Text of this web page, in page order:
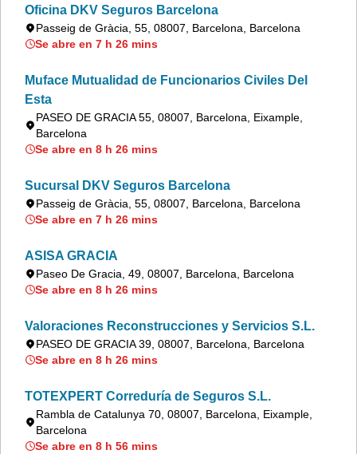
Oficina DKV Seguros Barcelona
Passeig de Gràcia, 55, 08007, Barcelona, Barcelona
Se abre en 7 h 26 mins
Muface Mutualidad de Funcionarios Civiles Del
Esta
PASEO DE GRACIA 55, 08007, Barcelona, Eixample,
Barcelona
Se abre en 8 h 26 mins
Sucursal DKV Seguros Barcelona
Passeig de Gràcia, 55, 08007, Barcelona, Barcelona
Se abre en 7 h 26 mins
ASISA GRACIA
Paseo De Gracia, 49, 08007, Barcelona, Barcelona
Se abre en 8 h 26 mins
Valoraciones Reconstrucciones y Servicios S.L.
PASEO DE GRACIA 39, 08007, Barcelona, Barcelona
Se abre en 8 h 26 mins
TOTEXPERT Correduría de Seguros S.L.
Rambla de Catalunya 70, 08007, Barcelona, Eixample,
Barcelona
Se abre en 8 h 56 mins